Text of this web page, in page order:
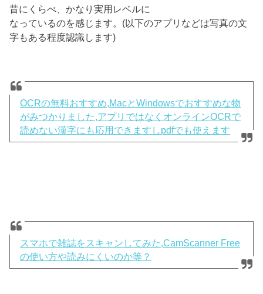
昔にくらべ、かなり実用レベルに
なっているのを感じます。(以下のアプリなどは写真の文
字もある程度認識します)
OCRの無料おすすめ,MacとWindowsでおすすめな物
がみつかりました,アプリではなくオンラインOCRで
読めない漢字にも応用できますしpdfでも使えます
スマホで雑誌をスキャンしてみた,CamScanner Free
の使い方や読みにくいのか等？